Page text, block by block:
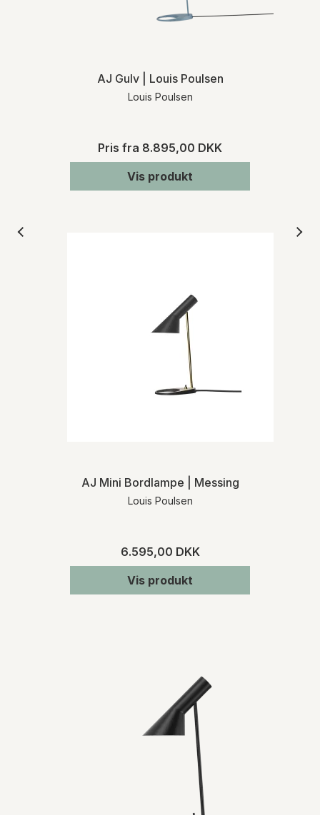
AJ Gulv | Louis Poulsen
Louis Poulsen
Pris fra 8.895,00 DKK
Vis produkt
AJ Mini Bordlampe | Messing
Louis Poulsen
6.595,00 DKK
Vis produkt